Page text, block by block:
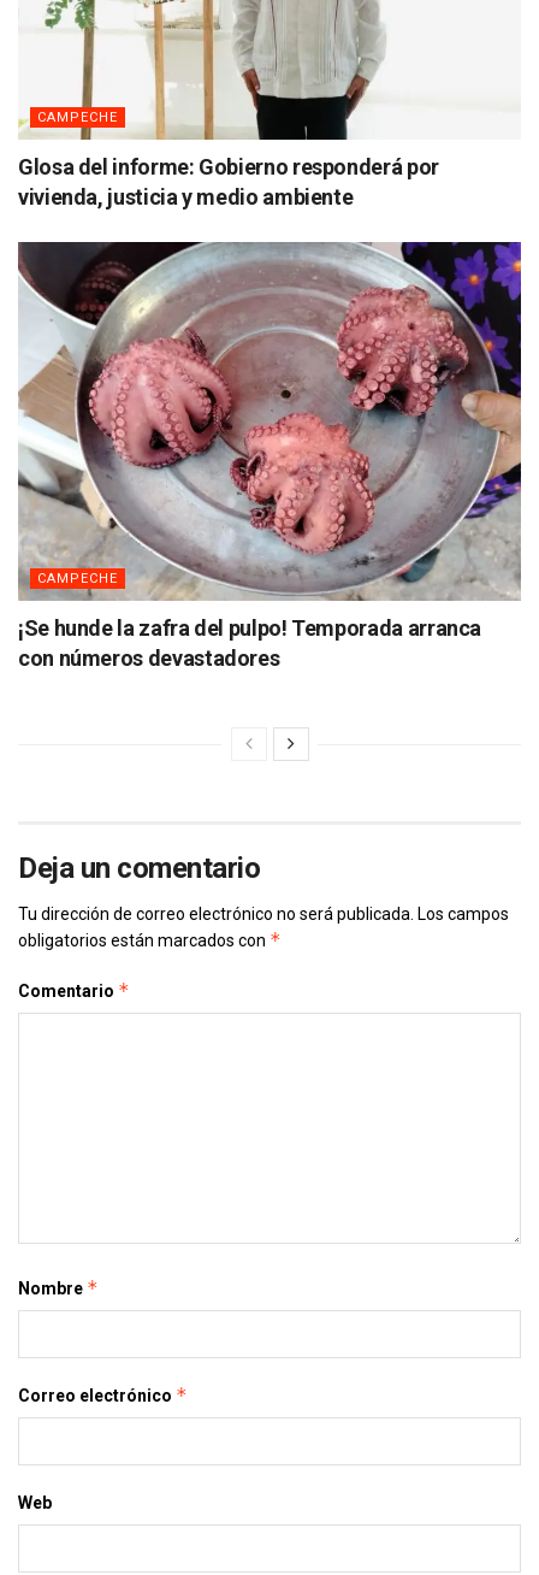
CAMPECHE
Glosa del informe: Gobierno responderá por
vivienda, justicia y medio ambiente
CAMPECHE
¡Se hunde la zafra del pulpo! Temporada arranca
con números devastadores
Deja un comentario
Tu dirección de correo electrónico no será publicada. Los campos
obligatorios están marcados con *
Comentario *
Nombre *
Correo electrónico *
Web